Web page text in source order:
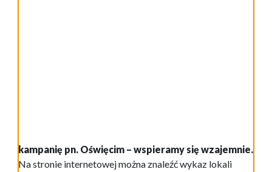
kampanię pn. Oświęcim – wspieramy się wzajemnie.
Na stronie internetowej można znaleźć wykaz lokali